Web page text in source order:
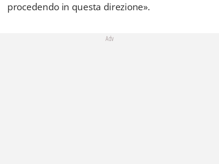
procedendo in questa direzione».
Adv